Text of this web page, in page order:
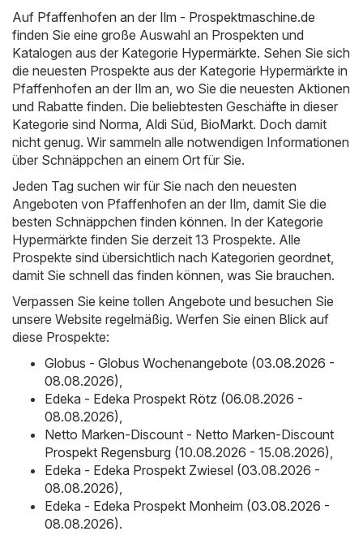
Auf Pfaffenhofen an der Ilm - Prospektmaschine.de
finden Sie eine große Auswahl an Prospekten und
Katalogen aus der Kategorie Hypermärkte. Sehen Sie sich
die neuesten Prospekte aus der Kategorie Hypermärkte in
Pfaffenhofen an der Ilm an, wo Sie die neuesten Aktionen
und Rabatte finden. Die beliebtesten Geschäfte in dieser
Kategorie sind Norma Aldi Süd BioMarkt. Doch damit
nicht genug. Wir sammeln alle notwendigen Informationen
über Schnäppchen an einem Ort für Sie.
Jeden Tag suchen wir für Sie nach den neuesten
Angeboten von Pfaffenhofen an der Ilm, damit Sie die
besten Schnäppchen finden können. In der Kategorie
Hypermärkte finden Sie derzeit 13 Prospekte. Alle
Prospekte sind übersichtlich nach Kategorien geordnet,
damit Sie schnell das finden können, was Sie brauchen.
Verpassen Sie keine tollen Angebote und besuchen Sie
unsere Website regelmäßig. Werfen Sie einen Blick auf
diese Prospekte:
Globus - Globus Wochenangebote (03.08.2026 -
08.08.2026)
Edeka - Edeka Prospekt Rötz (06.08.2026 -
08.08.2026)
Netto Marken-Discount - Netto Marken-Discount
Prospekt Regensburg (10.08.2026 - 15.08.2026)
Edeka - Edeka Prospekt Zwiesel (03.08.2026 -
08.08.2026)
Edeka - Edeka Prospekt Monheim (03.08.2026 -
08.08.2026).